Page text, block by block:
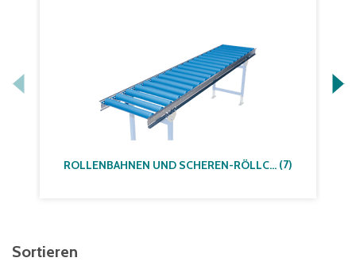
ROLLENBAHNEN UND SCHEREN-RÖLLCHENBAHNEN (7)
Sortieren